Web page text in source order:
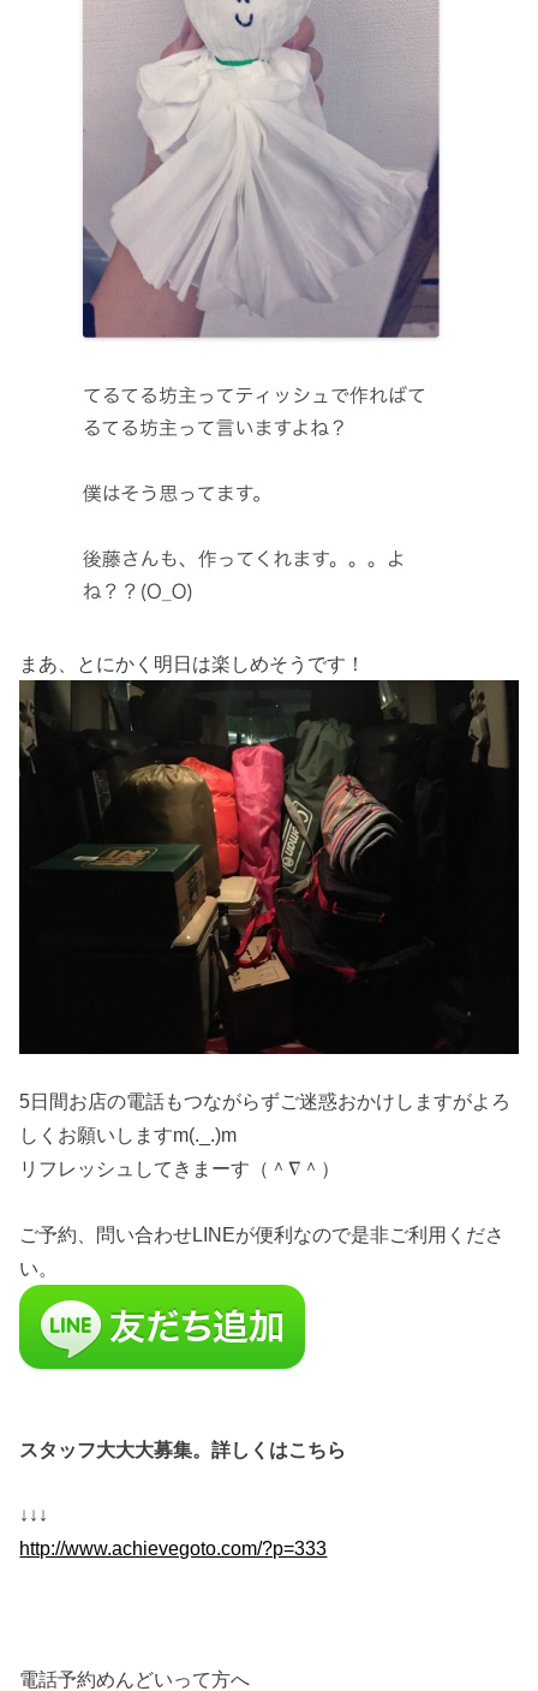
まあ、とにかく明日は楽しめそうです！
5日間お店の電話もつながらずご迷惑おかけしますがよろ
しくお願いしますm(._.)m
リフレッシュしてきまーす（＾∇＾）
ご予約、問い合わせLINEが便利なので是非ご利用くださ
い。
スタッフ大大大募集。詳しくはこちら
↓↓↓
http://www.achievegoto.com/?p=333
電話予約めんどいって方へ